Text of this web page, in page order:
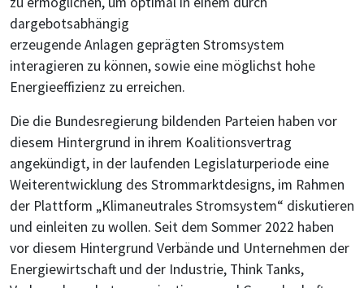
dargebotsabhängig
erzeugende Anlagen geprägten Stromsystem
interagieren zu können, sowie eine möglichst hohe
Energieeffizienz zu erreichen.
Die die Bundesregierung bildenden Parteien haben vor
diesem Hintergrund in ihrem Koalitionsvertrag
angekündigt, in der laufenden Legislaturperiode eine
Weiterentwicklung des Strommarktdesigns, im Rahmen
der Plattform „Klimaneutrales Stromsystem“ diskutieren
und einleiten zu wollen. Seit dem Sommer 2022 haben
vor diesem Hintergrund Verbände und Unternehmen der
Energiewirtschaft und der Industrie, Think Tanks,